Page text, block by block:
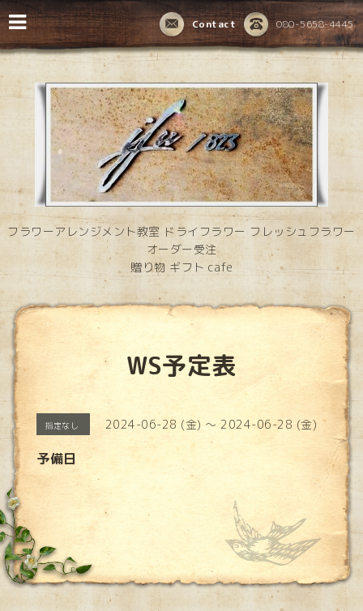
080-5658-4445
Contact
フラワーアレンジメント教室 ドライフラワー フレッシュフラワー
オーダー受注
贈り物 ギフト cafe
WS予定表
指定なし 2024-06-28 (金) ～ 2024-06-28 (金)
予備日